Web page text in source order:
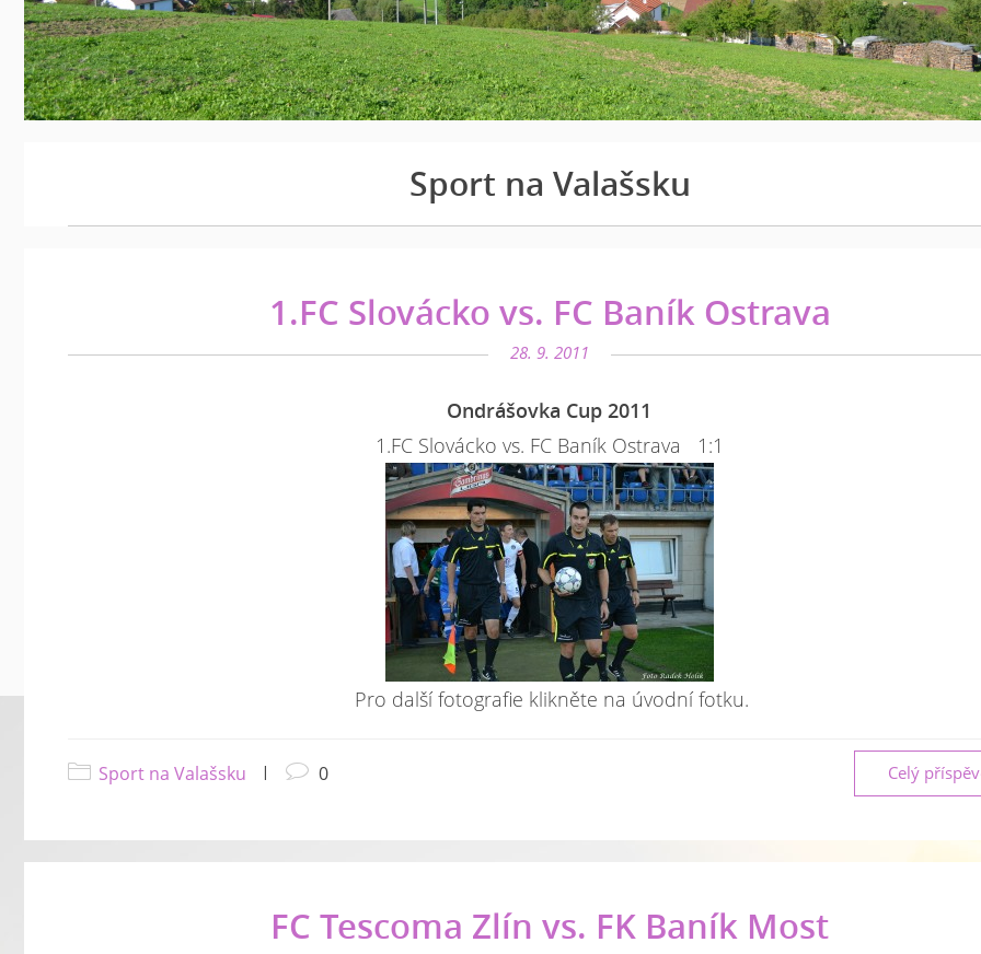
Sport na Valašsku
1.FC Slovácko vs. FC Baník Ostrava
28. 9. 2011
Ondrášovka Cup 2011
1.FC Slovácko vs. FC Baník Ostrava 1:1
Pro další fotografie klikněte na úvodní fotku.
Celý
Sport na Valašsku | 0
FC Tescoma Zlín vs. FK Baník Most